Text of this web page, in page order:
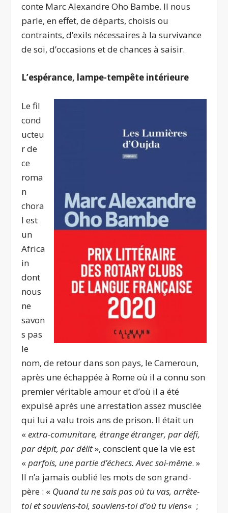
conte Marc Alexandre Oho Bambe. Il nous
parle, en effet, de départs, choisis ou
contraints, d’exils nécessaires à la survivance
de soi, d’occasions et de chances à saisir.
L’espérance, lampe-tempête intérieure
Le fil
cond
ucteu
r de
ce
roma
n
chora
l est
un
Africa
in
dont
nous
ne
savon
s pas
le
nom, de retour dans son pays, le Cameroun,
après une échappée à Rome où il a connu son
premier véritable amour et d’où il a été
expulsé après une arrestation assez musclée
qui lui a valu trois ans de prison. Il était un
«extra-comunitare, étrange étranger, par défi,
par dépit, par délit», conscient que la vie est
«parfois, une partie d’échecs. Avec soi-même. »
Il n’a jamais oublié les mots de son grand-
père : « Quand tu ne sais pas où tu vas, arrête-
toi et souviens-toi, souviens-toi d’où tu viens« ;